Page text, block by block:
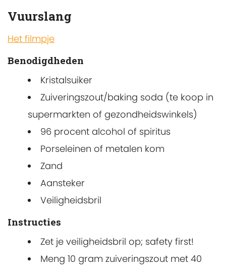
Vuurslang
Het filmpje
Benodigdheden
Kristalsuiker
Zuiveringszout/baking soda (te koop in
supermarkten of gezondheidswinkels)
96 procent alcohol of spiritus
Porseleinen of metalen kom
Zand
Aansteker
Veiligheidsbril
Instructies
Zet je veiligheidsbril op; safety first!
Meng 10 gram zuiveringszout met 40